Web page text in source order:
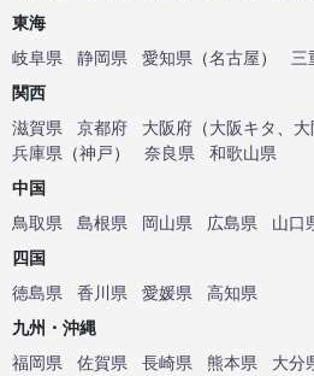
東海
岐阜県
静岡県 愛知県 （名古屋）
三
関西
滋賀県
京都府 大阪府 （大阪キタ、 大
兵庫県 （神戸） 奈良県
和歌山県
中国
鳥取県
島根県 岡山県 広島県
山口
四国
徳島県
香川県 愛媛県
高知県
九州・沖縄
福岡県
佐賀県 長崎県 熊本県 大分